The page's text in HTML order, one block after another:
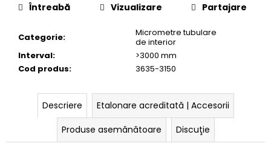
Categorie:
Micrometre tubulare
de interior
Interval:
>3000 mm
Cod produs: 3635-3150
Întreabă Vizualizare Partajare
Descriere
Etalonare acreditată | Accesorii
Produse asemănătoare
Discuţie